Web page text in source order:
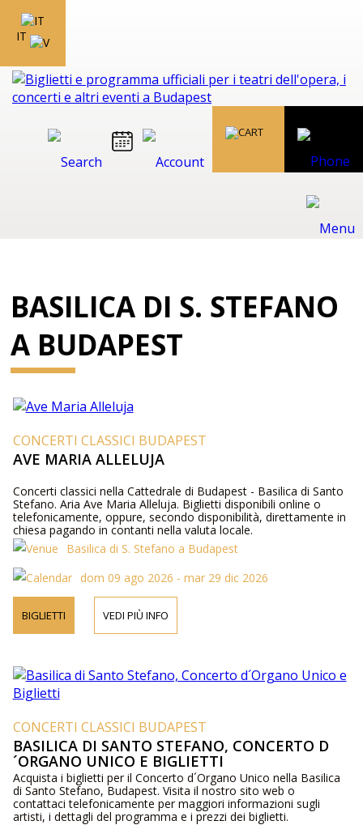
IT
BASILICA DI S. STEFANO
A BUDAPEST
CONCERTI CLASSICI BUDAPEST
AVE MARIA ALLELUJA
Concerti classici nella Cattedrale di Budapest - Basilica di Santo
Stefano. Aria Ave Maria Alleluja. Biglietti disponibili online o
telefonicamente, oppure, secondo disponibilità, direttamente in
chiesa pagando in contanti nella valuta locale.
Basilica di S. Stefano a Budapest
dom 09 ago 2026 - mar 29 dic 2026
BIGLIETTI VEDI PIÙ INFO
CONCERTI CLASSICI BUDAPEST
BASILICA DI SANTO STEFANO, CONCERTO D
´ORGANO UNICO E BIGLIETTI
Acquista i biglietti per il Concerto d´Organo Unico nella Basilica
di Santo Stefano, Budapest. Visita il nostro sito web o
contattaci telefonicamente per maggiori informazioni sugli
artisti, i dettagli del programma e i prezzi dei biglietti.